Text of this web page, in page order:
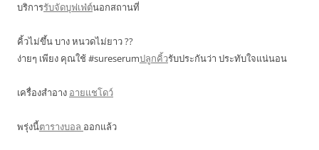
บริการรับจัดบุฟเฟ่ต์นอกสถานที่
คิ้วไม่ขึ้น บาง หนวดไม่ยาว ??
ง่ายๆ เพียง คุณใช้ #sureserumปลูกคิ้วรับประกันว่า ประทับใจแน่นอน
เครื่องสำอาง อายแชโดว์
พรุ่งนี้ตารางบอล ออกแล้ว